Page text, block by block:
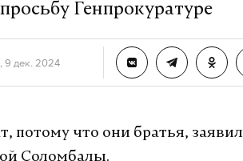
Генпрокуратуре
9 дек. 2024
потому что они братья, заявил
Соломбалы.